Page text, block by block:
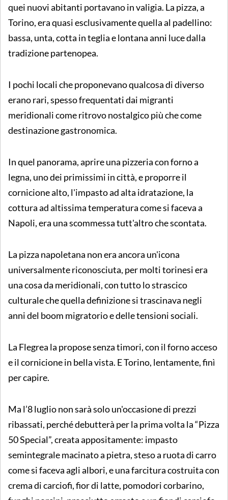
quei nuovi abitanti portavano in valigia. La pizza, a
Torino, era quasi esclusivamente quella al padellino:
bassa, unta, cotta in teglia e lontana anni luce dalla
tradizione partenopea.
I pochi locali che proponevano qualcosa di diverso
erano rari, spesso frequentati dai migranti
meridionali come ritrovo nostalgico più che come
destinazione gastronomica.
In quel panorama, aprire una pizzeria con forno a
legna, uno dei primissimi in città, e proporre il
cornicione alto, l'impasto ad alta idratazione, la
cottura ad altissima temperatura come si faceva a
Napoli, era una scommessa tutt'altro che scontata.
La pizza napoletana non era ancora un'icona
universalmente riconosciuta, per molti torinesi era
una cosa da meridionali, con tutto lo strascico
culturale che quella definizione si trascinava negli
anni del boom migratorio e delle tensioni sociali.
La Flegrea la propose senza timori, con il forno acceso
e il cornicione in bella vista. E Torino, lentamente, finì
per capire.
Ma l’8 luglio non sarà solo un'occasione di prezzi
ribassati, perché debutterà per la prima volta la “Pizza
50 Special”, creata appositamente: impasto
semintegrale macinato a pietra, steso a ruota di carro
come si faceva agli albori, e una farcitura costruita con
crema di carciofi, fior di latte, pomodori corbarino,